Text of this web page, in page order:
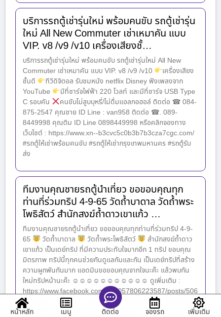
บริการรถตู้เช่ารุ่นใหม่ พร้อมคนขับ รถตู้เช่ารุ่น
ใหม่ All New Commuter เช่าเหมาคัน แบบ
VIP. v8 /v9 /v10 เครื่องเสียงชั้…
บริการรถตู้เช่ารุ่นใหม่ พร้อมคนขับ รถตู้เช่ารุ่นใหม่ All New
Commuter เช่าเหมาคัน แบบ VIP. v8 /v9 /v10
เครื่องเสียง
ชั้นดี
ทีวีดิจิตอล รับชมหนัง netflix Disney ฟังเพลงจาก
YouTube
มีที่ชาร์จไฟฟ้า 220 โวลท์ และมีที่ชาร์จ USB Type
C รอบคัน
คนขับไม่สูบบุหรี่/ไม่ดื่มแอลกอฮอล์ ติดต่อ ☎ 084-
875-2547 คุณชาย ID Line : van958 ติดต่อ ☎. 089-
8449998 คุณติม ID Line 0898449998 หรือคลิกจองทาง
เว็บไซต์ : https://www.xn--b3cvc5c0b3b7b3cza7cgc.com/
#รถตู้ให้เช่าพร้อมคนขับ #รถตู้ให้เช่ากรุงเทพมหานคร #รถตู้รับ
ส่ง
ทีมงานคุณชายรถตู้นำเที่ยว ขอขอบคุณทุก
ท่านที่ร่วมทริป 4-9-65 วัดถ้ำบาดาล วัดถ้ำพระ
โพธิสัตว์ สำนักสงฆ์ถ้ำดาวเขาแก้ว …
ทีมงานคุณชายรถตู้นำเที่ยว ขอขอบคุณทุกท่านที่ร่วมทริป 4-9-
65
วัดถ้ำบาดาล วัดถ้ำพระโพธิสัตว์
สำนักสงฆ์ถ้ำดาว
เขาแก้ว เป็นเดย์ทริป ที่มีความประทับใจมากอีก 1 ทริป ขอบคุณ
มิตรภาพ ทริปนี้ทุกคนช่วยกันดูแลกันและกัน เป็นเดย์ทริปที่สร้าง
ความผูกพันกันมาก แอดมินขอขอบคุณจากใจนะค๊ะ แล้วพบกัน
ใหม่ทริปหน้านะค๊ะ ☺☺☺☺☺☺☺☺☺☺☺ ดูเพิ่มเติม :
https://www.facebook.com/100057806223587/posts/506
939424576261 เพจ Facebook : ทีมงานคุณชาย รถตู้นำเที่ยว
081-875-2547 [vid_embed] รถตู้ให้เช่า.com รถตู้รับเหมา
หน้าหลัก เมนู ติดต่อ จองรถ เพิ่มเติม